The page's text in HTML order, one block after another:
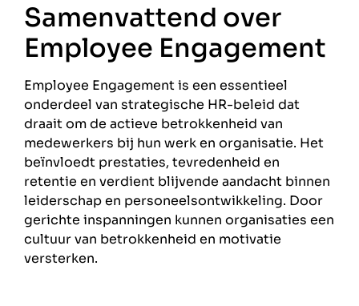
Samenvattend over
Employee Engagement
Employee Engagement is een essentieel
onderdeel van strategische HR-beleid dat
draait om de actieve betrokkenheid van
medewerkers bij hun werk en organisatie. Het
beïnvloedt prestaties, tevredenheid en
retentie en verdient blijvende aandacht binnen
leiderschap en personeelsontwikkeling. Door
gerichte inspanningen kunnen organisaties een
cultuur van betrokkenheid en motivatie
versterken.